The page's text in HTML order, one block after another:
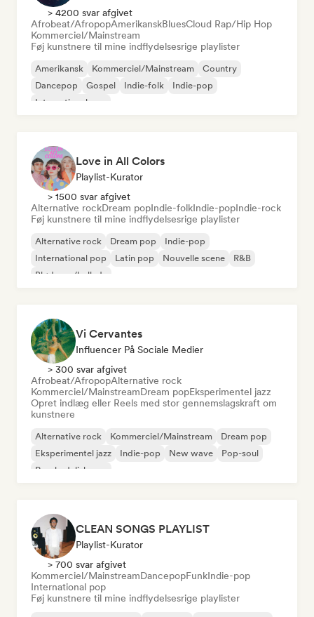
> 4200 svar afgivet
Afrobeat/AfropopAmerikanskBluesCloud Rap/Hip Hop
Kommerciel/Mainstream
Føj kunstnere til mine indflydelsesrige playlister
Amerikansk Kommerciel/Mainstream
Country
Dancepop
Gospel Indie-folk
Indie-pop
International pop
Love in All Colors
Playlist-Kurator
> 1500 svar afgivet
Alternative rockDream popIndie-folkIndie-popIndie-rock
Føj kunstnere til mine indflydelsesrige playlister
Alternative rock Dream pop
Indie-pop
International pop
Latin pop Nouvelle scene
R&B
Blød pop/ballade
Vi Cervantes
Influencer På Sociale Medier
> 300 svar afgivet
Afrobeat/AfropopAlternative rock
Kommerciel/MainstreamDream popEksperimentel jazz
Opret indlæg eller Reels med stor gennemslagskraft om
kunstnere
Alternative rock Kommerciel/Mainstream
Dream pop
Eksperimentel jazz
Indie-pop New wave
Pop-soul
Psychedelisk pop
CLEAN SONGS PLAYLIST
Playlist-Kurator
> 700 svar afgivet
Kommerciel/MainstreamDancepopFunkIndie-pop
International pop
Føj kunstnere til mine indflydelsesrige playlister